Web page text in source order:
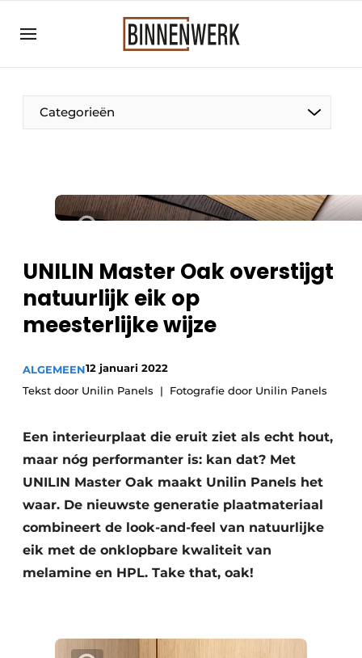
Aanmelden
Bedrijven
Binnenwerk | Hét magazine voor de
Direct contact
Meest gelezen
Nieuwsbrief
Podcasts
Privacy / Cookie statement
Vacature aanmelden
Vacatures
Categorieën
UNILIN Master Oak overstijgt
natuurlijk eik op
meesterlijke wijze
ALGEMEEN12 januari 2022
Tekst door Unilin Panels
Fotografie door Unilin Panels
Een interieurplaat die eruit ziet als echt hout,
maar nóg performanter is: kan dat? Met
UNILIN Master Oak maakt Unilin Panels het
waar. De nieuwste generatie plaatmateriaal
combineert de look-and-feel van natuurlijke
eik met de onklopbare kwaliteit van
melamine en HPL. Take that, oak!